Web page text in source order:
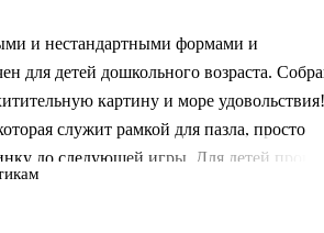
и нестандартными формами и
для детей дошкольного возраста.
картину и море удовольствия!
служит рамкой для пазла, просто
до следующей игры. Для детей
и увлекательным, но и полезным
внимательность, память и логику.